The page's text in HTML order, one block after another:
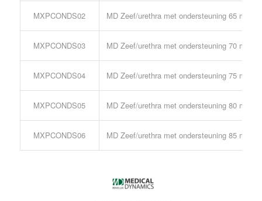
MXPCONDS02 MD Zeef/urethra met ondersteuning 65 mm
MXPCONDS03 MD Zeef/urethra met ondersteuning 70 mm
MXPCONDS04 MD Zeef/urethra met ondersteuning 75 mm
MXPCONDS05 MD Zeef/urethra met ondersteuning 80 mm
MXPCONDS06 MD Zeef/urethra met ondersteuning 85 mm